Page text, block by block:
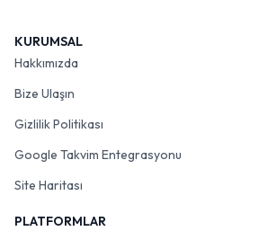
KURUMSAL
Hakkımızda
Bize Ulaşın
Gizlilik Politikası
Google Takvim Entegrasyonu
Site Haritası
PLATFORMLAR